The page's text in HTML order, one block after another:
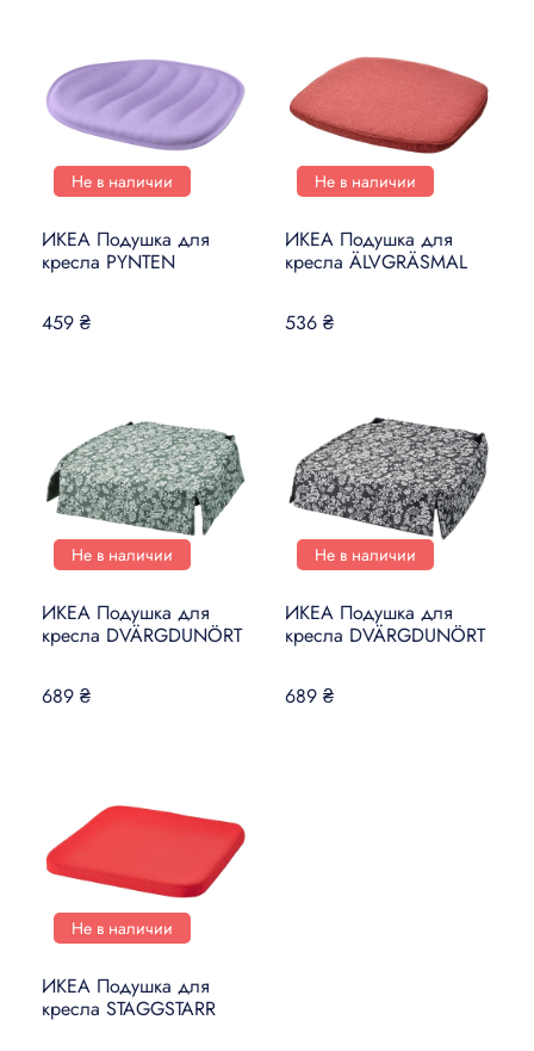
Не в наличии
ИКЕА Подушка для
кресла PYNTEN
459 ₴
Не в наличии
ИКЕА Подушка для
кресла ÄLVGRÄSMAL
536 ₴
Не в наличии
ИКЕА Подушка для
кресла DVÄRGDUNÖRT
689 ₴
Не в наличии
ИКЕА Подушка для
кресла DVÄRGDUNÖRT
689 ₴
Не в наличии
ИКЕА Подушка для
кресла STAGGSTARR